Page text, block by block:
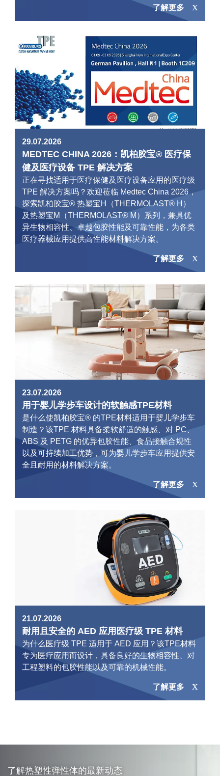
了解更多
29.07.2026
MEDTEC CHINA 2026：凯柏胶宝® 医疗保
健及医疗设备 TPE 解决方案
正在寻找适用于医疗保健及医疗设备应用的医疗级
TPE 解决方案吗？欢迎莅临 Medtec China 2026，
探索凯柏胶宝® 热塑宝H（THERMOLAST® H）
及热塑宝M（THERMOLAST® M）系列，兼具优
异生物相容性、卓越包胶性能及可靠性能，为各类
医疗器械应用提供高性能材料解决方案。
了解更多
23.07.2026
用于婴儿学步车设计的软触感TPE材料
是什么使凯柏胶宝® 的TPE材料适用于婴儿学步车
制造？该TPE 材料具备柔软舒适的触感、对 PC、
ABS 及 PETG 的优异包胶性能、食品接触合规性
以及可持续加工优势，可为婴儿学步车应用提供安
全且耐用的材料解决方案。
了解更多
21.07.2026
耐用且安全的 AED 应用医疗级 TPE 材料
为什么医疗级 TPE 适用于 AED 应用？该TPE材料
专为医疗应用而设计，具备良好的生物相容性、对
工程塑料的包胶性能以及可靠的机械性能。
了解更多
了解热塑性弹性体的最新动态